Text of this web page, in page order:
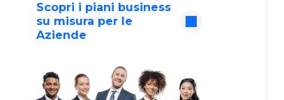
Scopri i piani business
su misura per le
Aziende